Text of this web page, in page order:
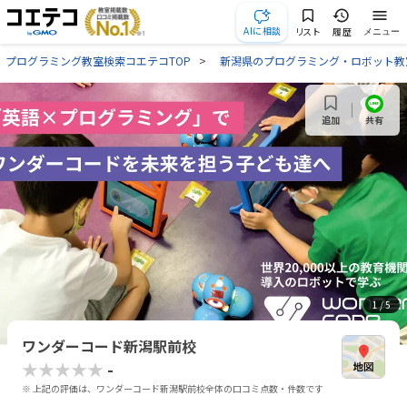
AIに相談 リスト 履歴 メニュー
プログラミング教室検索コエテコTOP 新潟県のプログラミング・ロボット
1/ 5
追加 共有
ワンダーコード新潟駅前校
★★★★★ -
※ 上記の評価は、ワンダーコード新潟駅前校全体の口コミ点数・件数です